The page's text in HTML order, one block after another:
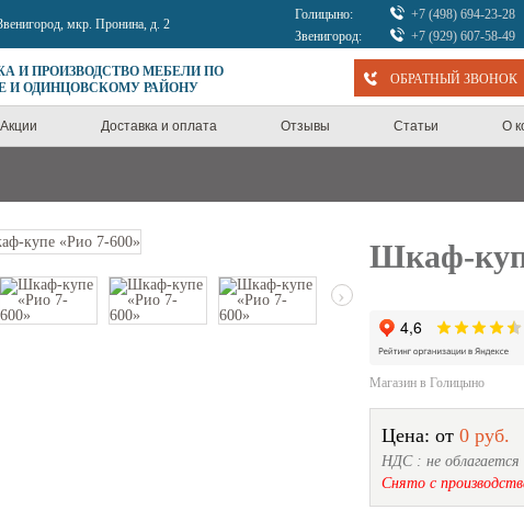
мкр. Пронина, д. 2
Голицыно:
+7 (498) 694-23-28
Звенигород:
+7 (929) 607-58-49
И ПРОИЗВОДСТВО МЕБЕЛИ ПО
И ОДИНЦОВСКОМУ РАЙОНУ
ОБРАТНЫЙ ЗВОНОК
Акции Доставка и оплата Отзывы Статьи О
›
Шкаф-
Магазин в Голицыно
Цена: от 0 руб.
НДС : не облагается
Снято с